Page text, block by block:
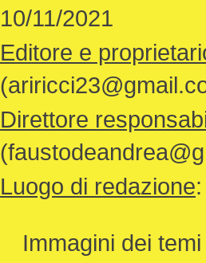
10/11/2021
Editore e
Direttore
Luogo di redazione
Immagini dei